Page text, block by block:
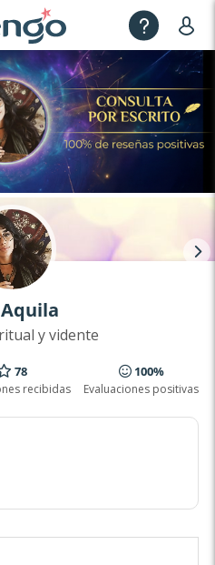
y vidente
78
recibidas
100%
Evaluaciones positivas